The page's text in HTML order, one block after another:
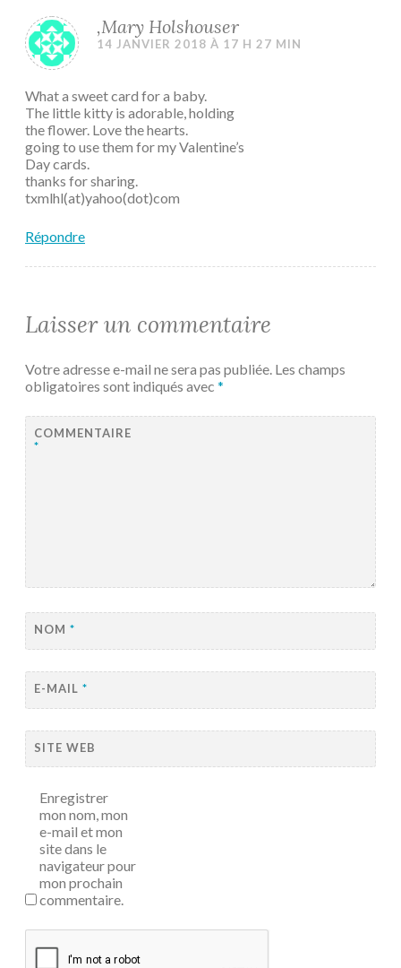
,Mary Holshouser
14 JANVIER 2018 À 17 H 27 MIN
What a sweet card for a baby.
The little kitty is adorable, holding
the flower. Love the hearts.
going to use them for my Valentine’s
Day cards.
thanks for sharing.
txmlhl(at)yahoo(dot)com
Répondre
Laisser un commentaire
Votre adresse e-mail ne sera pas publiée. Les champs
obligatoires sont indiqués avec *
COMMENTAIRE
*
NOM *
E-MAIL *
SITE WEB
Enregistrer
mon nom, mon
e-mail et mon
site dans le
navigateur pour
mon prochain
commentaire.